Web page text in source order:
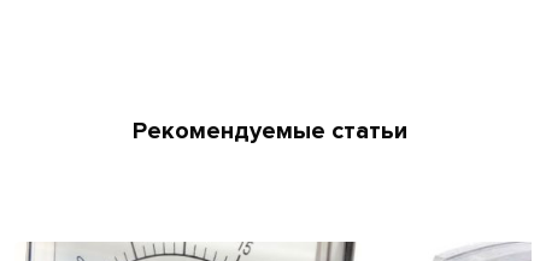
Рекомендуемые статьи